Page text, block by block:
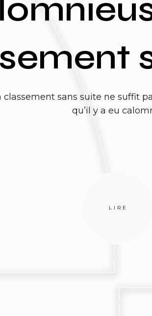
classement sans suite ne suffit
qu’il y a eu
LIRE